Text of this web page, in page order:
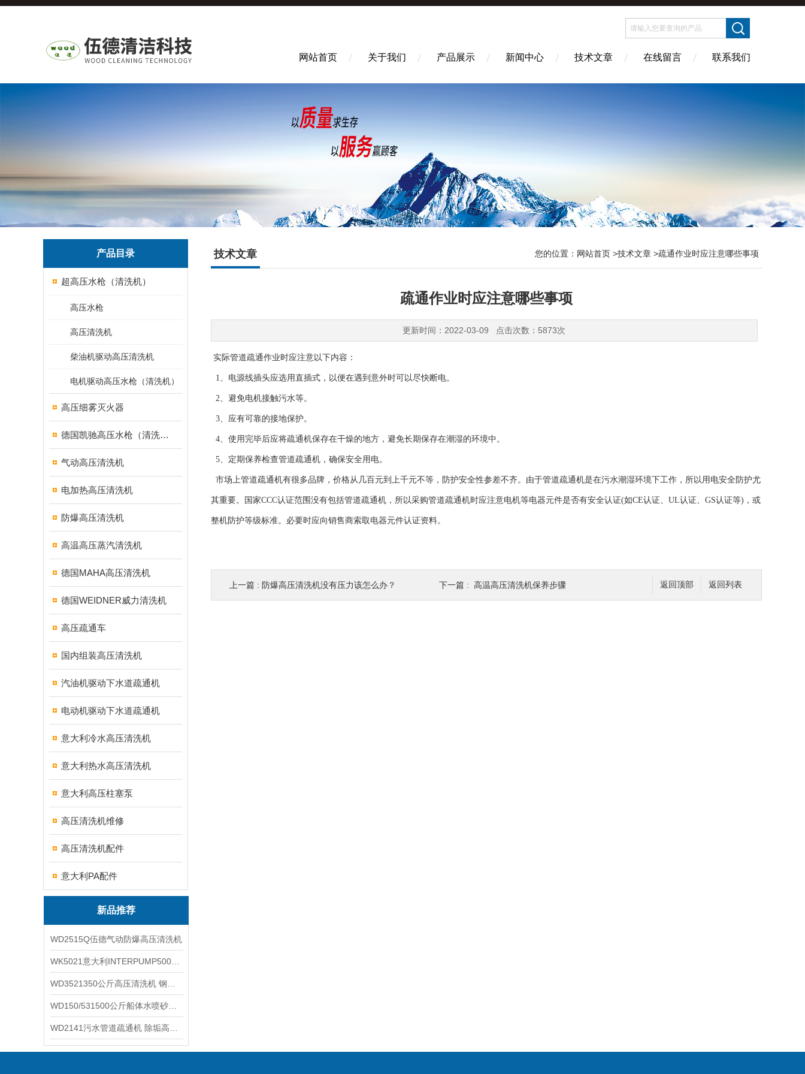
网站首页 关于我们 产品展示 新闻中心 技术文章 在线留言 联系我们
产品目录
超高压水枪（清洗机）
高压水枪
高压清洗机
柴油机驱动高压清洗机
电机驱动高压水枪（清洗机）
高压细雾灭火器
德国凯驰高压水枪（清洗机）
气动高压清洗机
电加热高压清洗机
防爆高压清洗机
高温高压蒸汽清洗机
德国MAHA高压清洗机
德国WEIDNER威力清洗机
高压疏通车
国内组装高压清洗机
汽油机驱动下水道疏通机
电动机驱动下水道疏通机
意大利冷水高压清洗机
意大利热水高压清洗机
意大利高压柱塞泵
高压清洗机维修
高压清洗机配件
意大利PA配件
新品推荐
WD2515Q伍德气动防爆高压清洗机
技术文章 您的位置： 网站首页 >技术文章 >疏通作业时应注意哪些事项
疏通作业时应注意哪些事项
更新时间：2022-03-09 点击次数：5873次
实际管道疏通作业时应注意以下内容：
1、电源线插头应选用直插式，以便在遇到意外时可以尽快断电。
2、避免电机接触污水等。
3、应有可靠的接地保护。
4、使用完毕后应将疏通机保存在干燥的地方，避免长期保存在潮湿的环境中。
5、定期保养检查管道疏通机，确保安全用电。
市场上管道疏通机有很多品牌，价格从几百元到上千元不等，防护安全性参差不齐。由于管道疏通机是在污水潮湿环境下工作，所以用电安全防护尤
其重要。国家CCC认证范围没有包括管道疏通机，所以采购管道疏通机时应注意电机等电器元件是否有安全认证(如CE认证、UL认证、GS认证等)，或
整机防护等级标准。必要时应向销售商索取电器元件认证资料。
返回列表
返回顶部
上一篇 : 防爆高压清洗机没有压力该怎么办？ 下一篇 : 高温高压清洗机保养步骤